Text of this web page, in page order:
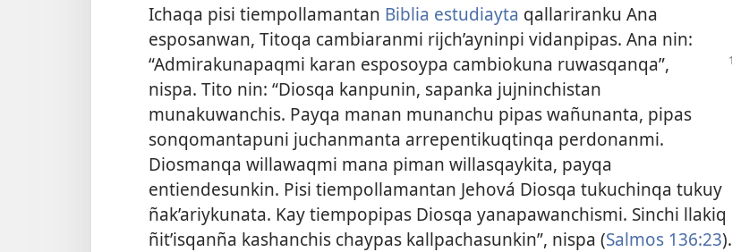
Ichaqa pisi tiempollamantan Biblia estudiayta qallariranku Ana
esposanwan, Titoqa cambiaranmi rijch’ayninpi vidanpipas. Ana nin:
“Admirakunapaqmi karan esposoypa cambiokuna ruwasqanqa”,
nispa. Tito nin: “Diosqa kanpunin, sapanka jujninchistan
munakuwanchis. Payqa manan munanchu pipas wañunanta, pipas
sonqomantapuni juchanmanta arrepentikuqtinqa perdonanmi.
Diosmanqa willawaqmi mana piman willasqaykita, payqa
entiendesunkin. Pisi tiempollamantan Jehová Diosqa tukuchinqa tukuy
ñak’ariykunata. Kay tiempopipas Diosqa yanapawanchismi. Sinchi llakiq
ñit’isqanña kashanchis chaypas kallpachasunkin”, nispa (Salmos 136:23).